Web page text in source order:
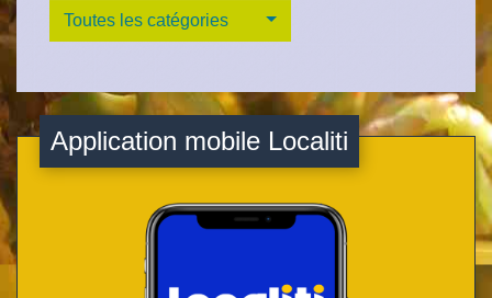
Toutes les catégories
Application mobile Localiti